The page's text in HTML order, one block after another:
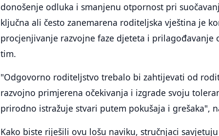
donošenje odluka i smanjenu otpornost pri
ključna ali često zanemarena roditeljska vještina je
procjenjivanje razvojne faze djeteta i prilagođavanje
tim.
"Odgovorno roditeljstvo trebalo bi zahtijevati od
razvojno primjerena očekivanja i izgrade svoju
prirodno istražuje stvari putem pokušaja i grešaka",
Kako biste riješili ovu lošu naviku, stručnjaci